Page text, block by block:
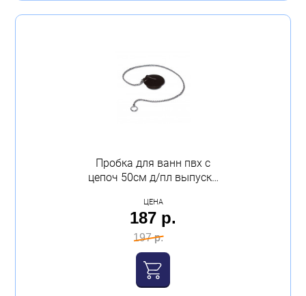
Пробка для ванн пвх с
цепоч 50см д/пл выпуска
ЦЕНА
187 р.
197 р.